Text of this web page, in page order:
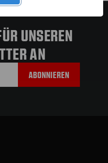
UNSEREN
AN